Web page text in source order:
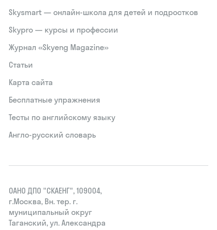
Skysmart — онлайн-школа для детей и подростков
Skypro — курсы и профессии
Журнал «Skyeng Magazine»
Статьи
Карта сайта
Бесплатные упражнения
Тесты по английскому языку
Англо-русский словарь
ОАНО ДПО "СКАЕНГ", 109004,
г.Москва, Вн. тер. г.
муниципальный округ
Таганский, ул. Александра